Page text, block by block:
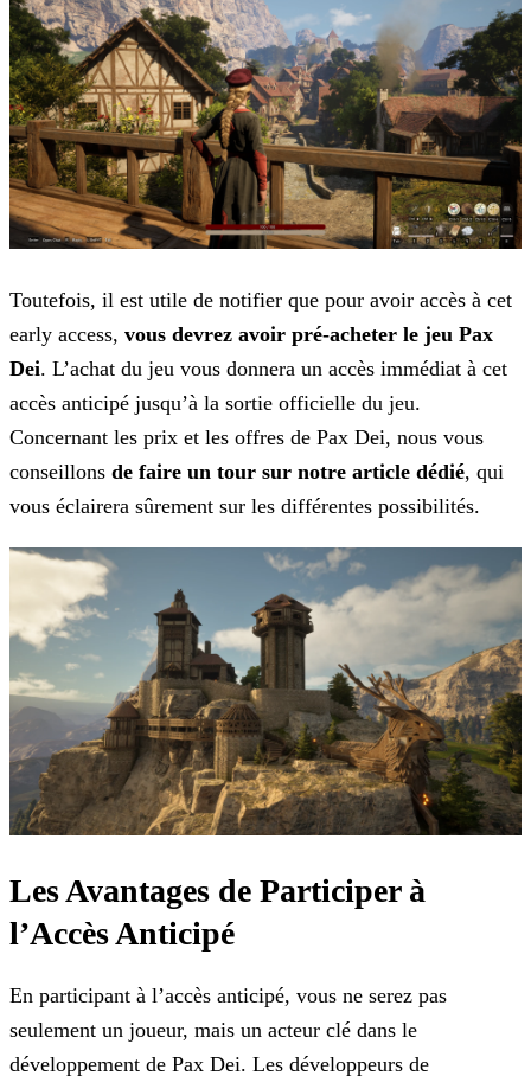
Toutefois, il est utile de notifier que pour avoir accès à cet
early access, vous devrez avoir pré-acheter le jeu Pax
Dei. L’achat du jeu vous donnera un accès immédiat à cet
accès anticipé jusqu’à la sortie officielle du jeu.
Concernant les prix et les offres de Pax Dei, nous vous
conseillons de faire un tour sur notre article dédié, qui
vous éclairera sûrement sur les différentes possibilités.
Les Avantages de Participer à
l’Accès Anticipé
En participant à l’accès anticipé, vous ne serez pas
seulement un joueur, mais un acteur clé dans le
développement de Pax Dei. Les développeurs de